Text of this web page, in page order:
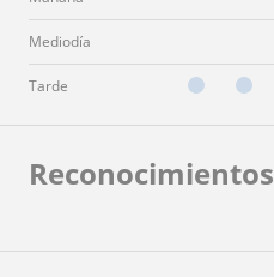
Mediodía
Tarde
Reconocimientos